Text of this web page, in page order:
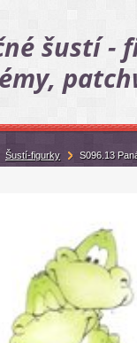
šustí -
Šustí-figurky S096.13